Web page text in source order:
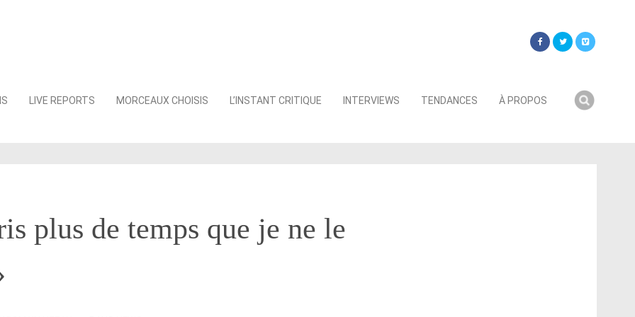
LIVE REPORTS MORCEAUX CHOISIS L’INSTANT CRITIQUE INTERVIEWS TENDANCES À PROPOS
plus de temps que je ne le